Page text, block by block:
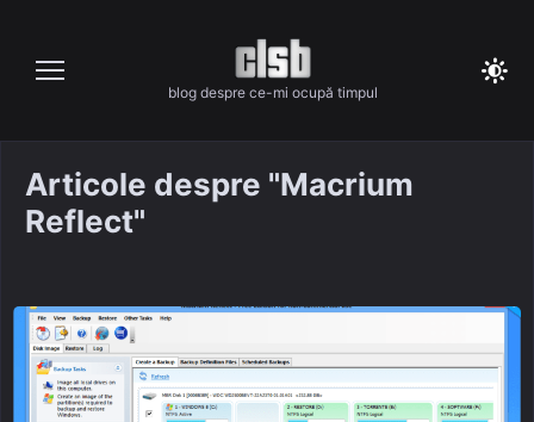
content
blog despre ce-mi ocupă timpul
Articole despre "Macrium
Reflect"